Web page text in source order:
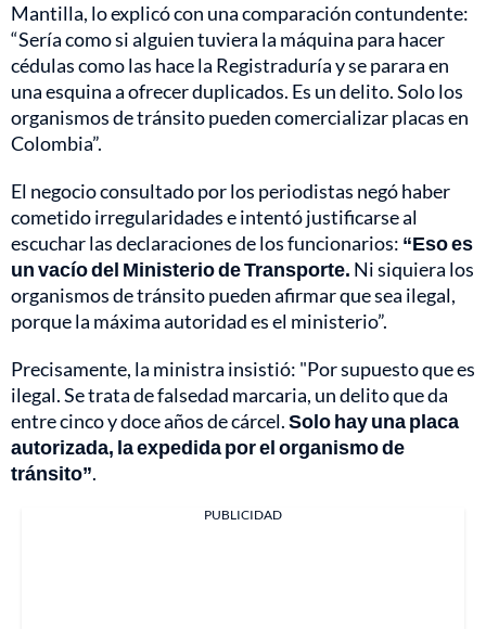
Mantilla, lo explicó con una comparación contundente:
“Sería como si alguien tuviera la máquina para hacer
cédulas como las hace la Registraduría y se parara en
una esquina a ofrecer duplicados. Es un delito. Solo los
organismos de tránsito pueden comercializar placas en
Colombia”.
El negocio consultado por los periodistas negó haber
cometido irregularidades e intentó justificarse al
escuchar las declaraciones de los funcionarios: “Eso es
un vacío del Ministerio de Transporte. Ni siquiera los
organismos de tránsito pueden afirmar que sea ilegal,
porque la máxima autoridad es el ministerio”.
Precisamente, la ministra insistió: "Por supuesto que es
ilegal. Se trata de falsedad marcaria, un delito que da
entre cinco y doce años de cárcel.Solo hay una placa
autorizada, la expedida por el organismo de
tránsito”.
PUBLICIDAD